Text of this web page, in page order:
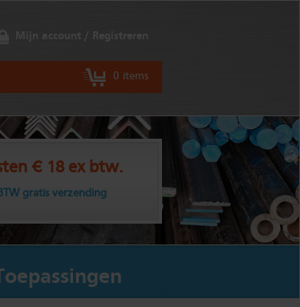
Mijn account / Registreren
0 items
€ 18 ex btw.
gratis verzending